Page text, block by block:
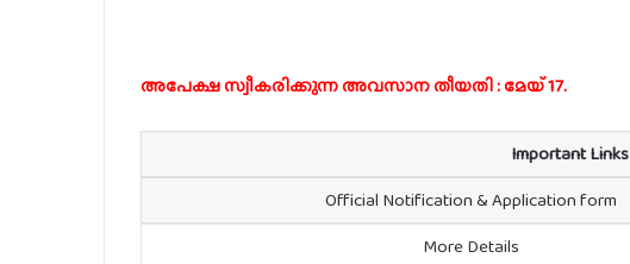
അപേക്ഷ സ്വീകരിക്കുന്ന അവസാന തീയതി : മേയ് 17.
Important Links
Official Notification & Application form
More Details